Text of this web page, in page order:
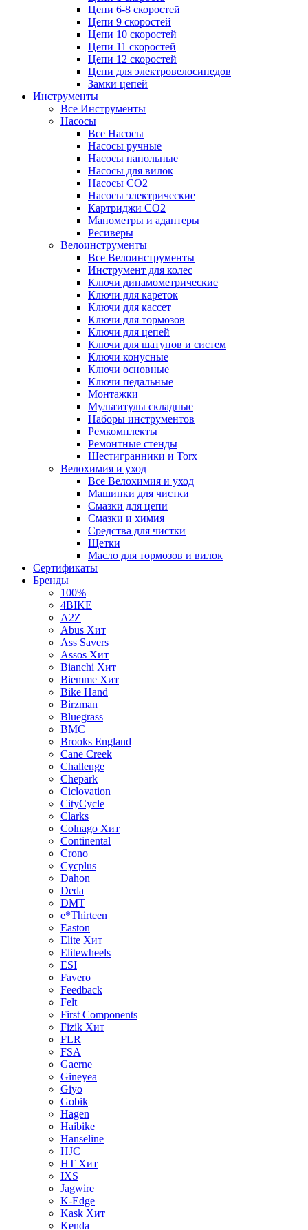
Цепи 6-8 скоростей
Цепи 9 скоростей
Цепи 10 скоростей
Цепи 11 скоростей
Цепи 12 скоростей
Цепи для электровелосипедов
Замки цепей
Инструменты
Все Инструменты
Насосы
Все Насосы
Насосы ручные
Насосы напольные
Насосы для вилок
Насосы CO2
Насосы электрические
Картриджи CO2
Манометры и адаптеры
Ресиверы
Велоинструменты
Все Велоинструменты
Инструмент для колес
Ключи динамометрические
Ключи для кареток
Ключи для кассет
Ключи для тормозов
Ключи для цепей
Ключи для шатунов и систем
Ключи конусные
Ключи основные
Ключи педальные
Монтажки
Мультитулы складные
Наборы инструментов
Ремкомплекты
Ремонтные стенды
Шестигранники и Torx
Велохимия и уход
Все Велохимия и уход
Машинки для чистки
Смазки для цепи
Смазки и химия
Средства для чистки
Щетки
Масло для тормозов и вилок
Сертификаты
Бренды
100%
4BIKE
A2Z
Abus Хит
Ass Savers
Assos Хит
Bianchi Хит
Biemme Хит
Bike Hand
Birzman
Bluegrass
BMC
Brooks England
Cane Creek
Challenge
Chepark
Ciclovation
CityCycle
Clarks
Colnago Хит
Continental
Crono
Cycplus
Dahon
Deda
DMT
e*Thirteen
Easton
Elite Хит
Elitewheels
ESI
Favero
Feedback
Felt
First Components
Fizik Хит
FLR
FSA
Gaerne
Gineyea
Giyo
Gobik
Hagen
Haibike
Hanseline
HJC
HT Хит
IXS
Jagwire
K-Edge
Kask Хит
Kenda